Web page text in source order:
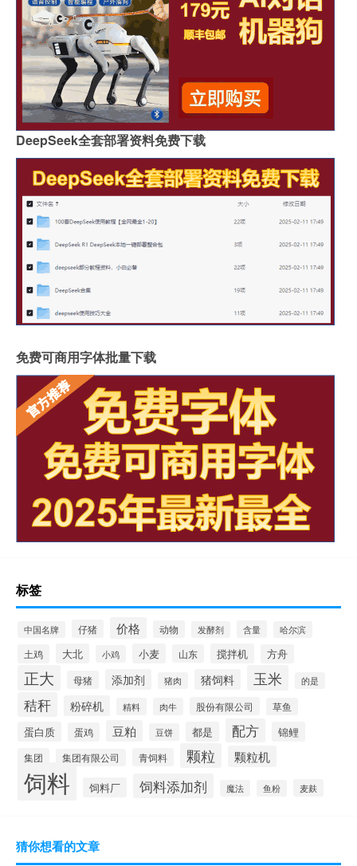
DeepSeek全套部署资料免费下载
免费可商用字体批量下载
标签
中国名牌 仔猪 价格 动物 发酵剂 含量 哈尔滨
土鸡 大北 小鸡 小麦 山东 搅拌机 方舟
正大 母猪 添加剂 猪肉 猪饲料 玉米 的是
秸秆 粉碎机 精料 肉牛 股份有限公司 草鱼
蛋白质 蛋鸡 豆粕 豆饼 都是 配方 锦鲤
集团 集团有限公司 青饲料 颗粒 颗粒机
饲料 饲料厂 饲料添加剂 魔法 鱼粉 麦麸
猜你想看的文章